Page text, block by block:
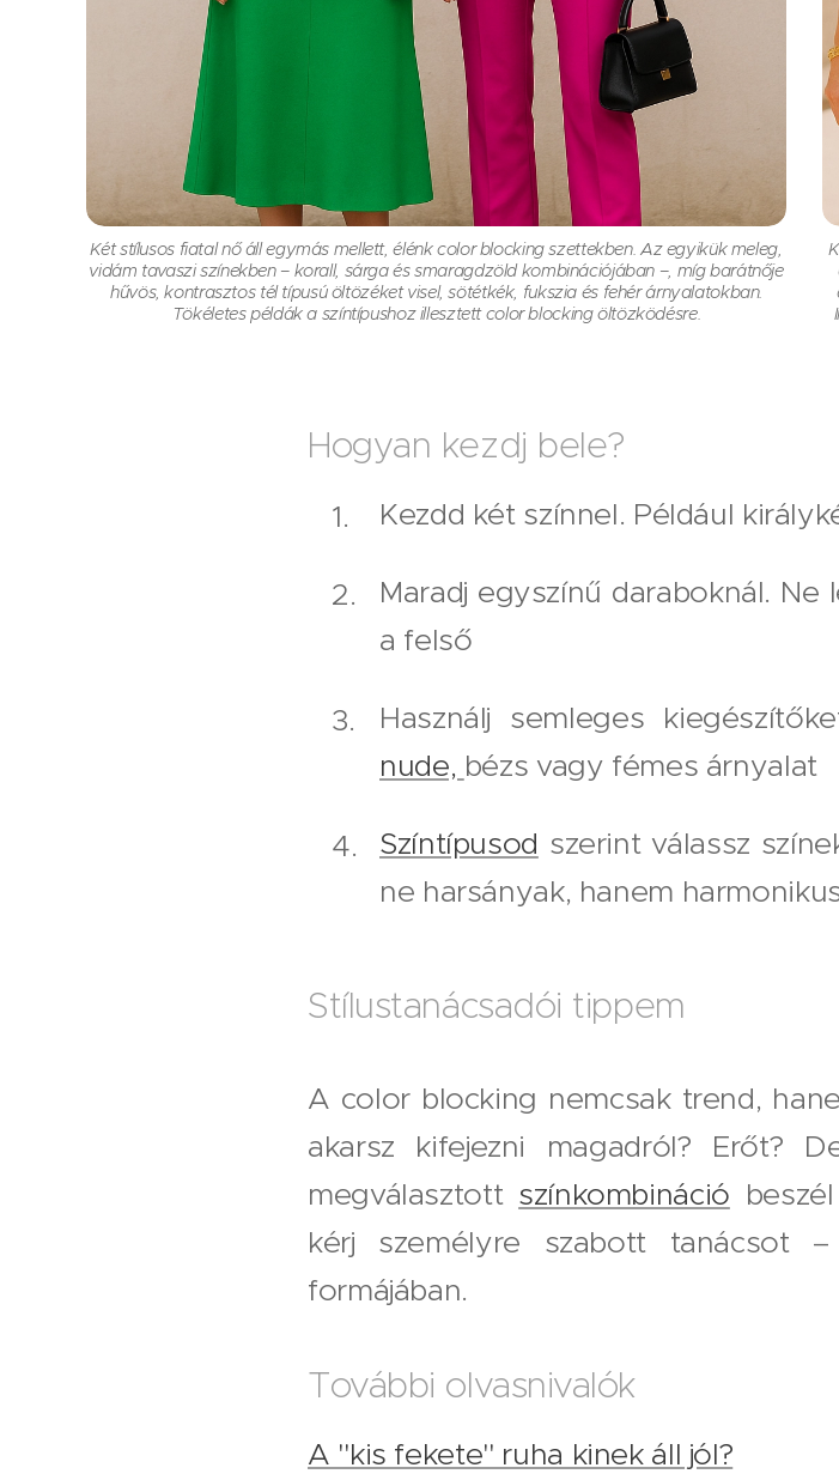
Két stílusos fiatal nő áll egymás mellett, élénk color blocking szettekben. Az egyikük meleg,
vidám tavaszi színekben – korall, sárga és smaragdzöld kombinációjában –, míg barátnője
hűvös, kontrasztos tél típusú öltözéket visel, sötétkék, fukszia és fehér árnyalatokban.
Tökéletes példák a színtípushoz illesztett color blocking öltözködésre.
Hogyan kezdj bele?
Kezdd két színnel. Például
Maradj egyszínű daraboknál.
a felső
Használj semleges
nude, bézs vagy fémes árnyalat
Színtípusod szerint válassz
ne harsányak, hanem
Stílustanácsadói tippem
A color blocking nemcsak trend,
akarsz kifejezni magadról? Erőt?
megválasztott színkombináció
kérj személyre szabott tanácsot
formájában.
További olvasnivalók
A "kis fekete" ruha kinek áll jól?